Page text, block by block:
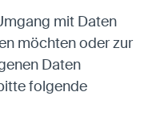
mit Daten
möchten oder zur
Daten
folgende